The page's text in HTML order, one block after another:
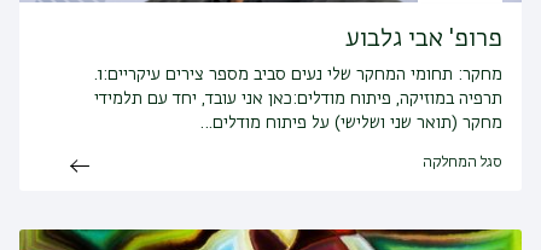
פרופ' אבי גלבוע
מחקר:
תחומי המחקר שלי נעים סביב מספר צירים עיקריים:1.
תרפיה במוזיקה, פיתוח מודלים:כאן אני עובד, יחד עם תלמידי
מחקר (תואר שני ושלישי) על פיתוח מודלים…
סגל המחלקה